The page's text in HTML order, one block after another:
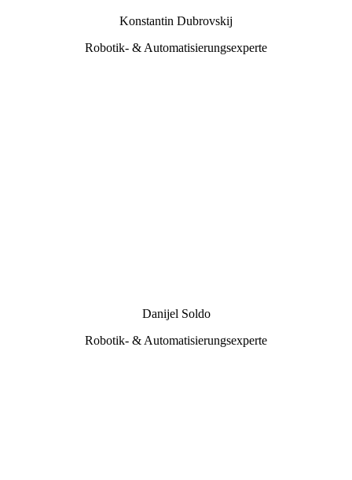
Konstantin Dubrovskij
Robotik- & Automatisierungsexperte
Danijel Soldo
Robotik- & Automatisierungsexperte